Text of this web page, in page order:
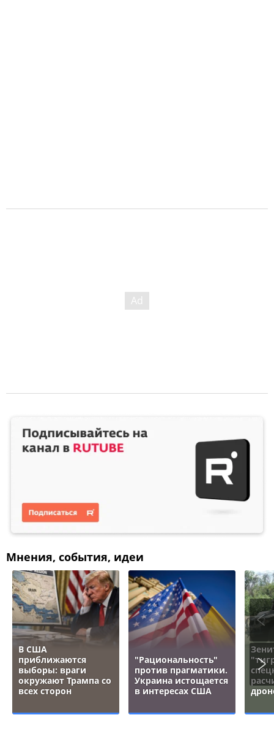
Мнения, события, идеи
В США
приближаются
выборы: враги
окружают Трампа со
всех сторон
"Рациональность"
против прагматики.
Украина истощается
в интересах США